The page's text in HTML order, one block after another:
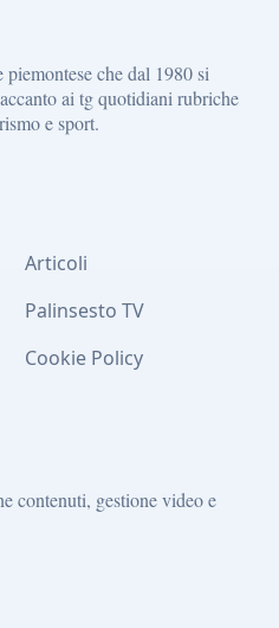
che dal 1980 si
ai tg quotidiani rubriche
e sport.
Articoli
Palinsesto TV
Cookie Policy
contenuti, gestione video e